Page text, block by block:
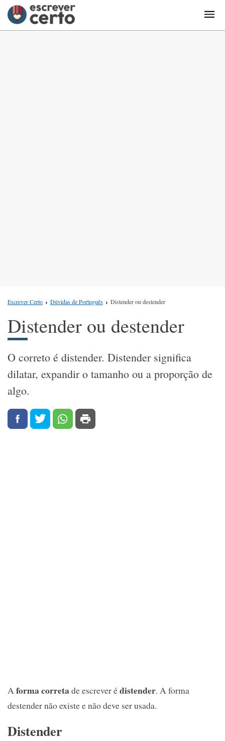
Escrever Certo Dúvidas de Português Distender ou destender
Distender ou destender
O correto é distender. Distender significa
dilatar, expandir o tamanho ou a proporção de
algo.
Aforma corretade escrever édistender. A forma
destender não existe e não deve ser usada.
Distender